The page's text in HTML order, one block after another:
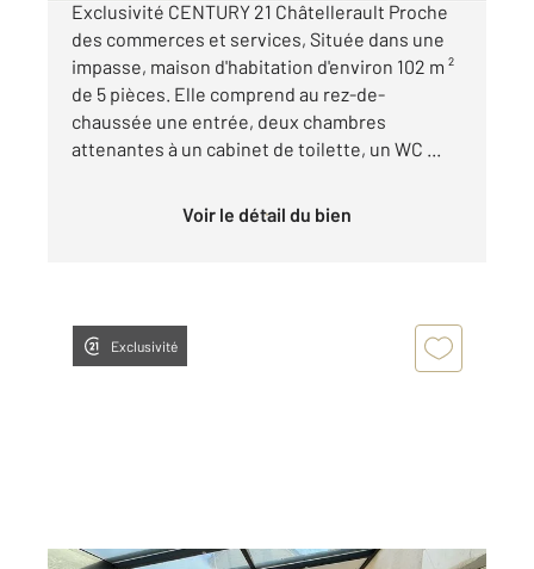
Exclusivité CENTURY 21 Châtellerault Proche
des commerces et services, Située dans une
impasse, maison d'habitation d'environ 102 m ²
de 5 pièces. Elle comprend au rez-de-
chaussée une entrée, deux chambres
attenantes à un cabinet de toilette, un WC ...
Voir le détail du bien
Exclusivité